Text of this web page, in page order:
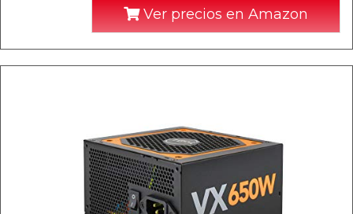
Ver precios en Amazon